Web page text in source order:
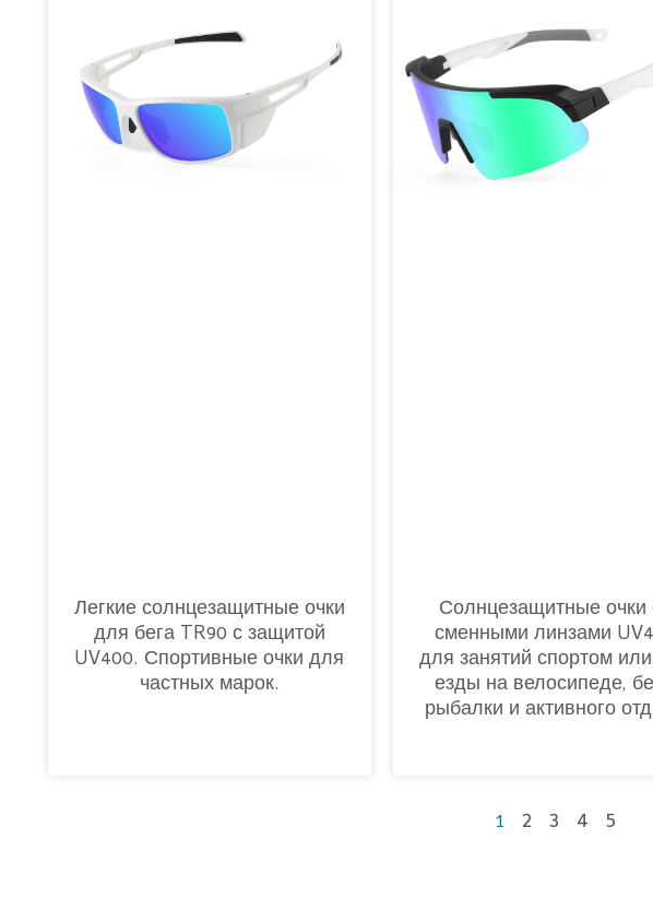
Легкие солнцезащитные очки
для бега TR90 с защитой
UV400. Спортивные очки для
частных марок.
Солнцезащитные очки
сменными линзами
для занятий спортом
езды на велосипеде,
рыбалки и активного
1 2 3 4 5